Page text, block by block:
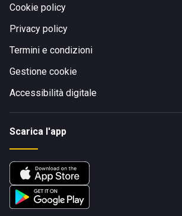
Cookie policy
Privacy policy
Termini e condizioni
Gestione cookie
Accessibilità digitale
Scarica l'app